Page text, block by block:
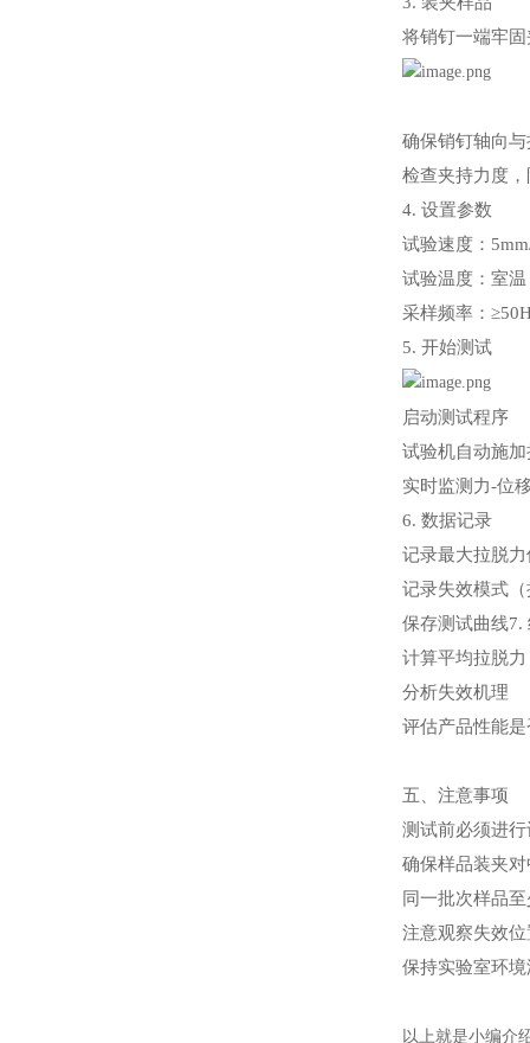
将销钉一端牢
确保销钉轴向
检查夹持力度
4. 设置参数
试验速度：
试验温度：室
采样频率：
5. 开始测试
启动测试程序
试验机自动施
实时监测力-位
6. 数据记录
记录最大拉脱力
记录失效模式
保存测试曲线7.
计算平均拉脱力
分析失效机理
评估产品性能
五、注意事项
测试前必须进
确保样品装夹
同一批次样品
注意观察失效
保持实验室环
以上就是小编介